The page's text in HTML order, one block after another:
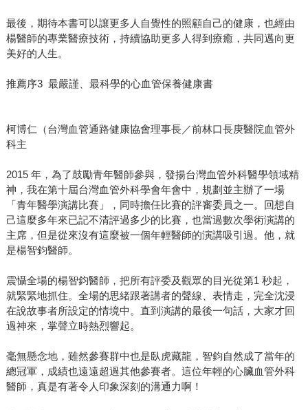
最後，期待本書可以讓更多人自覺性的照顧自己的健康，也經由
楊醫師的專業醫療技術，持續協助更多人得到療癒，共同邁向更
美好的人生。
推薦序3 最嚴謹、最科學的心血管保養健康書
柯博仁（台灣血管通路健康協會理事長／前林口長庚醫院血管外
科主
2015 年，為了鼓勵青年醫師參與，發揚台灣血管外科醫學領域精
神，我在第十屆台灣血管外科學會年會中，規劃並主辦了一場
「青年醫學演講比賽」，同時擔任比賽的評審委員之一。回想自
己這麼多年來已記不清評過多少的比賽，也當過數次學術演講的
主席，但是從來沒有這麼被一個年輕醫師的演講吸引過。他，就
是楊智鈞醫師。
震懾全場的楊智鈞醫師，把所有評委及觀眾的目光從第1 秒起，
就緊緊地抓住。全場的思緒跟著講者的聲線、表情走，完全沈浸
在說故事者所設定的情境中。直到演講的最後一句話，大家才回
過神來，掌聲立時熱烈響起。
毫無懸念地，雖然參賽群中也是臥虎藏龍，智鈞自然成了當年的
總冠軍，成績也遠遠超過其他參賽者。這位年輕的心臟血管外科
醫師，真是有著令人印象深刻的溝通力啊！